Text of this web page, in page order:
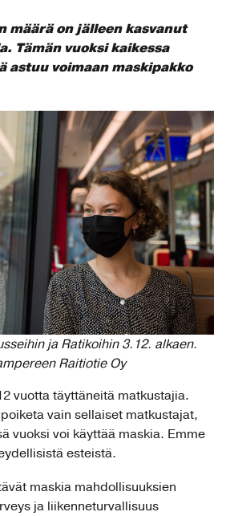
määrä on jälleen kasvanut
Tämän vuoksi kaikessa
astuu voimaan maskipakko
ja Ratikoihin 3.12. alkaen.
Raitiotie Oy
vuotta täyttäneitä matkustajia.
vain sellaiset matkustajat,
vuoksi voi käyttää maskia. Emme
esteistä.
maskia mahdollisuuksien
ja liikenneturvallisuus